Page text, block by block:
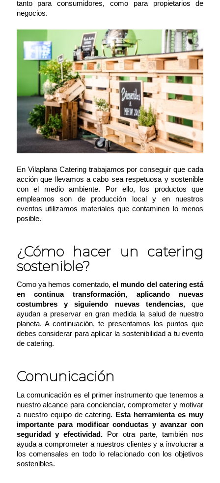
tanto para consumidores, como para propietarios de
negocios.
En Vilaplana Catering trabajamos por conseguir que cada
acción que llevamos a cabo sea respetuosa y sostenible
con el medio ambiente. Por ello, los productos que
empleamos son de producción local y en nuestros
eventos utilizamos materiales que contaminen lo menos
posible.
¿Cómo hacer un catering
sostenible?
Como ya hemos comentado, el mundo del catering está
en continua transformación, aplicando nuevas
costumbres y siguiendo nuevas tendencias,que
ayudan a preservar en gran medida la salud de nuestro
planeta. A continuación, te presentamos los puntos que
debes considerar para aplicar la sostenibilidad a tu evento
de catering.
Comunicación
La comunicación es el primer instrumento que tenemos a
nuestro alcance para concienciar, comprometer y motivar
a nuestro equipo de catering. Esta herramienta es muy
importante para modificar conductas y avanzar con
seguridad y efectividad. Por otra parte, también nos
ayuda a comprometer a nuestros clientes y a involucrar a
los comensales en todo lo relacionado con los objetivos
sostenibles.